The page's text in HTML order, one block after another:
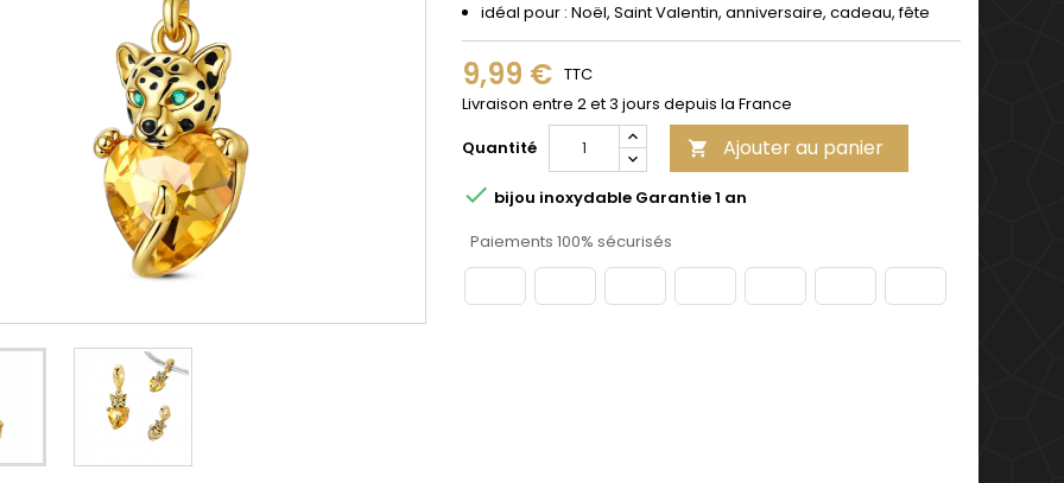
idéal pour : Noël, Saint Valentin, anniversaire, cadeau, fête
9,99 € TTC
Livraison entre 2 et 3 jours depuis la France
Quantité
 Ajouter au panier
 bijou inoxydable Garantie 1 an
Paiements 100% sécurisés